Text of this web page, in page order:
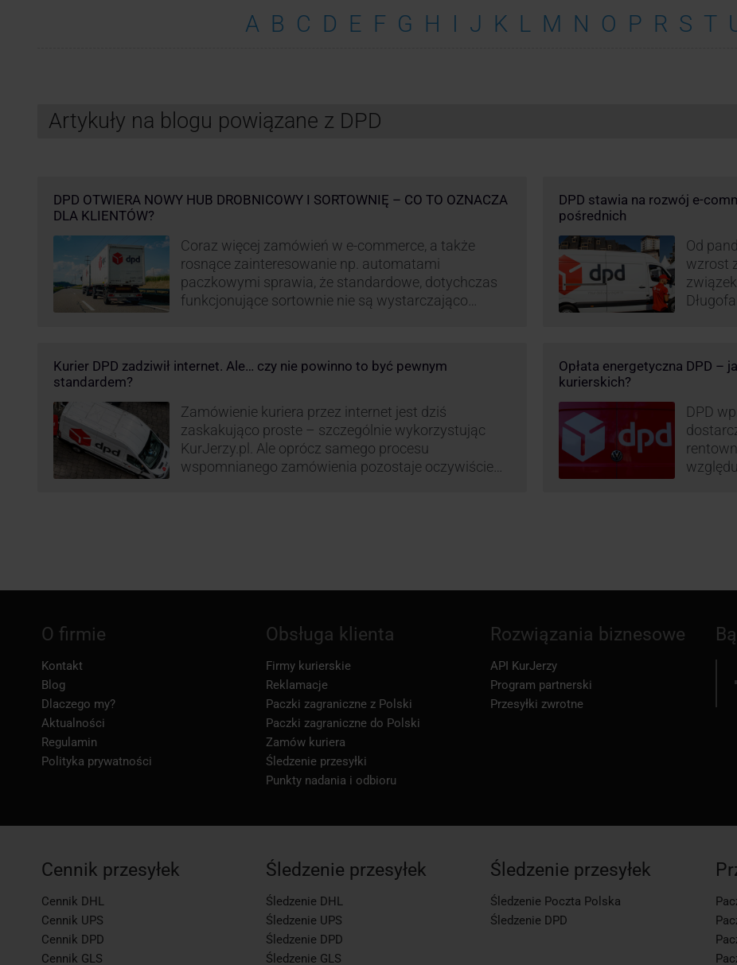
A B C D E F G H I J K L M N O P R S T
Artykuły na blogu powiązane z DPD
DPD OTWIERA NOWY HUB DROBNICOWY I SORTOWNIĘ – CO TO OZNACZA
DLA KLIENTÓW?
Coraz więcej zamówień w e-commerce, a także
rosnące zainteresowanie np. automatami
paczkowymi sprawia, że standardowe, dotychczas
funkcjonujące sortownie nie są wystarczająco
nowe centrum transportowo-logistyczne.
taki obiekt DPD w …
DPD stawia na rozwój e-
pośrednich
Od
wzrost
chwali
Kurier DPD zadziwił internet. Ale… czy nie powinno to być pewnym
standardem?
Zamówienie kuriera przez internet jest dziś
zaskakująco proste – szczególnie wykorzystując
KurJerzy.pl. Ale oprócz samego procesu
wspomnianego zamówienia pozostaje oczywiście
Opłata energetyczna DPD –
kurierskich?
DPD
O firmie
Kontakt
Blog
Dlaczego my?
Aktualności
Regulamin
Polityka prywatności
Obsługa klienta
Firmy kurierskie
Reklamacje
Paczki zagraniczne z Polski
Paczki zagraniczne do Polski
Zamów kuriera
Śledzenie przesyłki
Punkty nadania i odbioru
Rozwiązania biznesowe
API KurJerzy
Program partnerski
Przesyłki zwrotne
Cennik przesyłek
Cennik DHL
Cennik UPS
Cennik DPD
Cennik GLS
Śledzenie przesyłek
Śledzenie DHL
Śledzenie UPS
Śledzenie DPD
Śledzenie GLS
Śledzenie przesyłek
Śledzenie Poczta Polska
Śledzenie DPD